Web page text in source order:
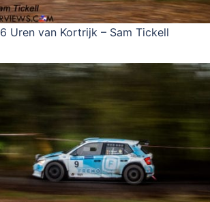
6 Uren van Kortrijk – Sam Tickell